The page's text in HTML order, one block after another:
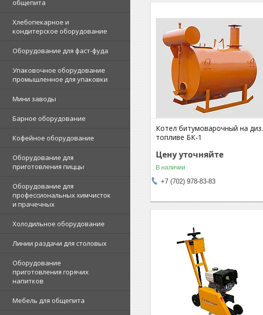
общепита
Хлебопекарное и
кондитерское оборудование
Оборудование для фаст-фуда
Упаковочное оборудование
промышленное для упаковки
Мини заводы
Барное оборудование
Кофейное оборудование
Оборудование для
приготовления пиццы
Оборудование для
профессиональных химчисток
и прачечных
Холодильное оборудование
Линии раздачи для столовых
Оборудование
приготовления горячих
напитков
Мебель для общепита
Котел битумоварочный на диз.
топливе БК-1
Цену уточняйте
В наличии
+7 (702) 978-83-83